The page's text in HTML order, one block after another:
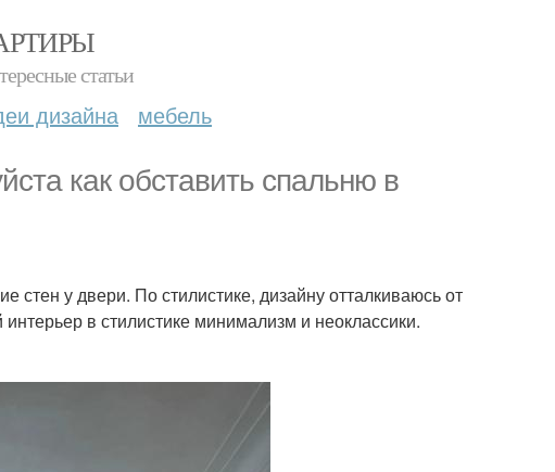
статьи
дизайна мебель
как обставить спальню в
стен у двери. По стилистике, дизайну отталкиваюсь от
в стилистике минимализм и неоклассики.